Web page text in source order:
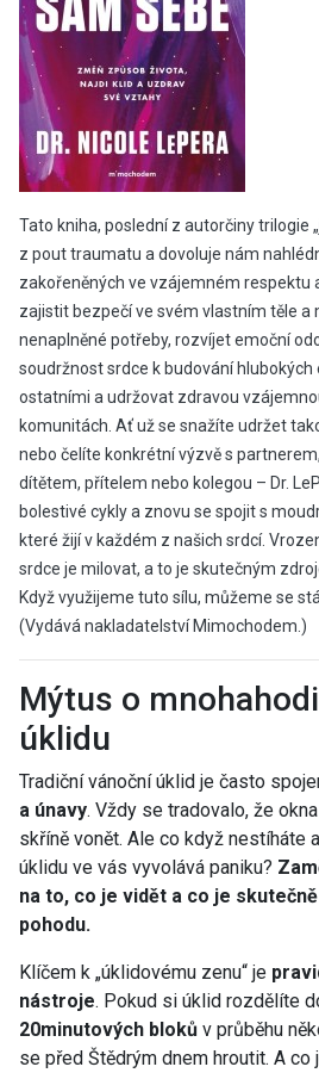
Tato kniha, poslední z autorčiny trilogie
z pout traumatu a dovoluje nám
zakořeněných ve vzájemném respektu
zajistit bezpečí ve svém vlastním těle a
nenaplněné potřeby, rozvíjet emoční
soudržnost srdce k budování hlubokých
ostatními a udržovat zdravou
komunitách. Ať už se snažíte udržet
nebo čelíte konkrétní výzvě s
dítětem, přítelem nebo kolegou – Dr.
bolestivé cykly a znovu se spojit s
které žijí v každém z našich srdcí.
srdce je milovat, a to je skutečným
Když využijeme tuto sílu, můžeme se
(Vydává nakladatelství Mimochodem.)
Mýtus o
úklidu
Tradiční vánoční úklid je často
a únavy. Vždy se tradovalo, že
skříně vonět. Ale co když nestíháte
úklidu ve vás vyvolává paniku?
na to, co je vidět a co je
pohodu.
Klíčem k „úklidovému zenu“ je
nástroje. Pokud si úklid rozdělíte
20minutových bloků v průběhu
se před Štědrým dnem hroutit. A co